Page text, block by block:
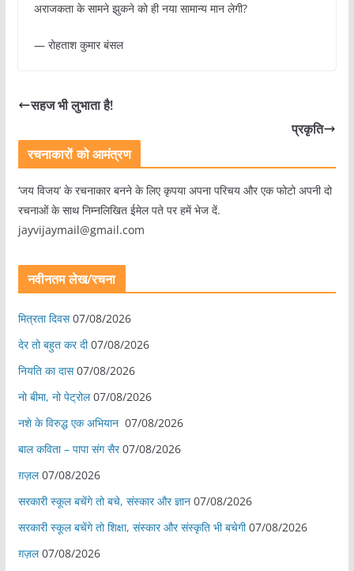
अराजकता के सामने झुकने को ही नया सामान्य मान लेगी?
— रोहताश कुमार बंसल
सहज भी लुभाता है!
प्रकृति
रचनाकारों को आमंत्रण
‘जय विजय’ के रचनाकार बनने के लिए कृपया अपना परिचय और एक फोटो अपनी दो
रचनाओं के साथ निम्नलिखित ईमेल पते पर हमें भेज दें.
jayvijaymail@gmail.com
नवीनतम लेख/रचना
मित्रता दिवस 07/08/2026
देर तो बहुत कर दी 07/08/2026
नियति का दास 07/08/2026
नो बीमा, नो पेट्रोल 07/08/2026
नशे के विरुद्ध एक अभियान 07/08/2026
बाल कविता – पापा संग सैर 07/08/2026
ग़ज़ल 07/08/2026
सरकारी स्कूल बचेंगे तो बचे, संस्कार और ज्ञान 07/08/2026
सरकारी स्कूल बचेंगे तो शिक्षा, संस्कार और संस्कृति भी बचेगी 07/08/2026
ग़ज़ल 07/08/2026